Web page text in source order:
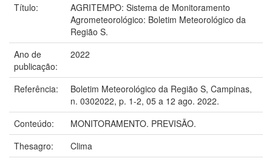
Título:
AGRITEMPO: Sistema de Monitoramento
Agrometeorológico: Boletim Meteorológico da
Região S.
Ano de
publicação:
2022
Referência:
Boletim Meteorológico da Região S, Campinas,
n. 0302022, p. 1-2, 05 a 12 ago. 2022.
Conteúdo:
MONITORAMENTO. PREVISÃO.
Thesagro:
Clima